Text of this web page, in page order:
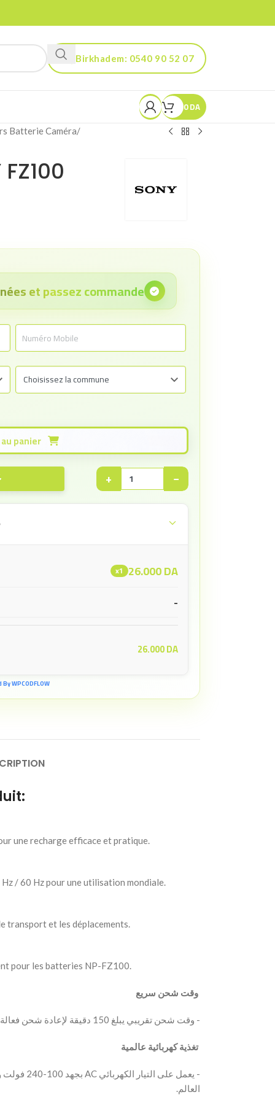
Birkhadem: 0540 90 52 07
Kouba: 0560 90 52 03
0DA
Batterie Caméra/
et passez commande
Ajouter au panier
−
+
x1 26.000DA
-
26.000DA
WPCODFLOW
une recharge efficace et pratique.
/ 60 Hz pour une utilisation mondiale.
transport et les déplacements.
pour les batteries NP-FZ100.
‫ وقت شحن سريع
‫- وقت شحن تقريبي يبلغ 150 دقيقة لإعادة شحن فعالة وسريعة.
‫ تغذية كهربائية عالمية
العالم.